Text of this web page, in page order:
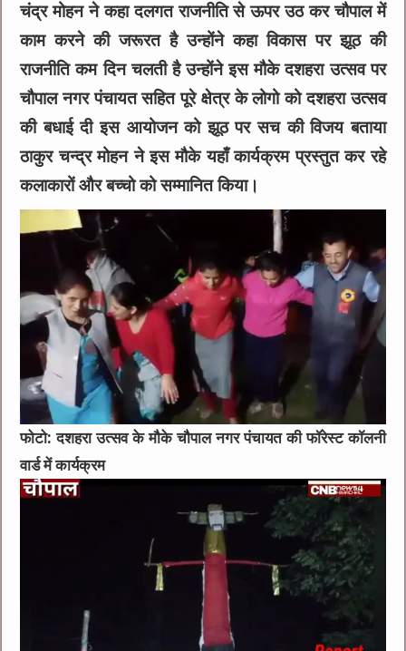
चंद्र मोहन ने कहा दलगत राजनीति से ऊपर उठ कर चौपाल में
काम करने की जरूरत है उन्होंने कहा विकास पर झूठ की
राजनीति कम दिन चलती है उन्होंने इस मौके दशहरा उत्सव पर
चौपाल नगर पंचायत सहित पूरे क्षेत्र के लोगो को दशहरा उत्सव
की बधाई दी इस आयोजन को झूठ पर सच की विजय बताया
ठाकुर चन्द्र मोहन ने इस मौके यहाँ कार्यक्रम प्रस्तुत कर रहे
कलाकारों और बच्चो को सम्मानित किया।
फोटो: दशहरा उत्सव के मौके चौपाल नगर पंचायत की फॉरेस्ट कॉलनी
वार्ड में कार्यक्रम